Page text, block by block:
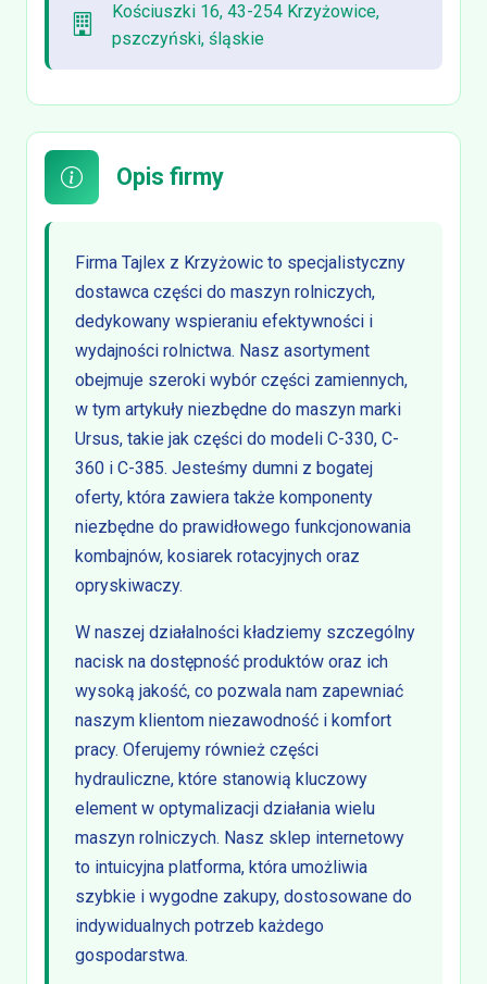
Kościuszki 16, 43-254 Krzyżowice,
pszczyński, śląskie
Opis firmy
Firma Tajlex z Krzyżowic to specjalistyczny
dostawca części do maszyn rolniczych,
dedykowany wspieraniu efektywności i
wydajności rolnictwa. Nasz asortyment
obejmuje szeroki wybór części zamiennych,
w tym artykuły niezbędne do maszyn marki
Ursus, takie jak części do modeli C-330, C-
360 i C-385. Jesteśmy dumni z bogatej
oferty, która zawiera także komponenty
niezbędne do prawidłowego funkcjonowania
kombajnów, kosiarek rotacyjnych oraz
opryskiwaczy.
W naszej działalności kładziemy szczególny
nacisk na dostępność produktów oraz ich
wysoką jakość, co pozwala nam zapewniać
naszym klientom niezawodność i komfort
pracy. Oferujemy również części
hydrauliczne, które stanowią kluczowy
element w optymalizacji działania wielu
maszyn rolniczych. Nasz sklep internetowy
to intuicyjna platforma, która umożliwia
szybkie i wygodne zakupy, dostosowane do
indywidualnych potrzeb każdego
gospodarstwa.